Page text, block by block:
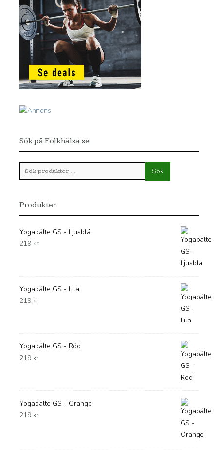
Sök på Folkhälsa.se
Sök
efter:
Sök
Produkter
Yogabälte GS - Ljusblå
219 kr
Yogabälte GS - Lila
219 kr
Yogabälte GS - Röd
219 kr
Yogabälte GS - Orange
219 kr